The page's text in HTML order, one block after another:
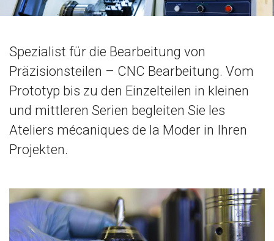
Spezialist für die Bearbeitung von
Präzisionsteilen – CNC Bearbeitung. Vom
Prototyp bis zu den Einzelteilen in kleinen
und mittleren Serien begleiten Sie les
Ateliers mécaniques de la Moder in Ihren
Projekten.